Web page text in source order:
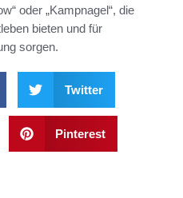
oder „Kampnagel“, die
bieten und für
sorgen.
Twitter
Pinterest